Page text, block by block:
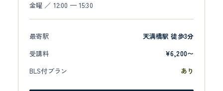
金曜 ／ 12:00 — 15:30
最寄駅
天満橋駅 徒歩3分
受講料
¥6,200〜
BLS付プラン
あり